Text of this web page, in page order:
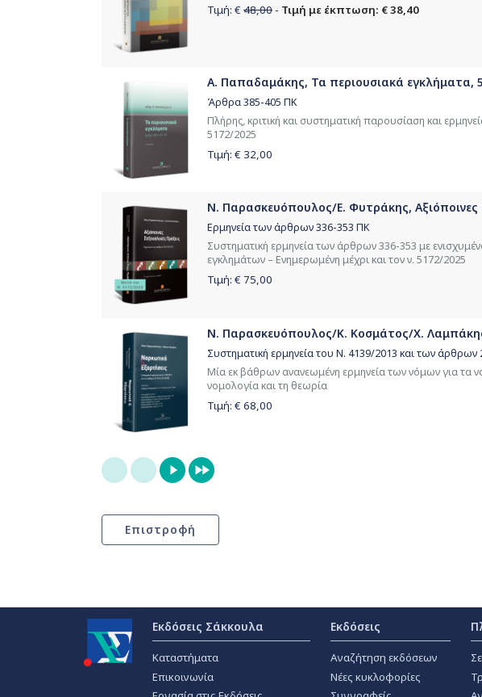
Τιμή: € 48,00 - Τιμή με έκπτωση: € 38,40
Α. Παπαδαμάκης, Τα περιουσιακά εγκλήματα,
Άρθρα 385-405 ΠΚ
Πλήρης, κριτική και συστηματική παρουσίαση και
5172/2025
Τιμή: € 32,00
Ν. Παρασκευόπουλος/Ε. Φυτράκης, Αξιόποινες
Ερμηνεία των άρθρων 336-353 ΠΚ
Συστηματική ερμηνεία των άρθρων 336-353 με
εγκλημάτων – Ενημερωμένη μέχρι και τον ν. 5172/2025
Τιμή: € 75,00
Ν. Παρασκευόπουλος/Κ. Κοσμάτος/Χ.
Συστηματική ερμηνεία του Ν. 4139/2013 και των
Μία εκ βάθρων ανανεωμένη ερμηνεία των νόμων για τα
νομολογία και τη θεωρία
Τιμή: € 68,00
Εκδόσεις Σάκκουλα
Καταστήματα
Επικοινωνία
Εκδόσεις
Αναζήτηση εκδόσεων
Νέες κυκλοφορίες